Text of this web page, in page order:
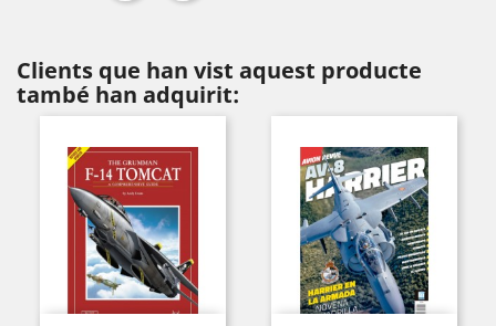
Clients que han vist aquest producte
també han adquirit: